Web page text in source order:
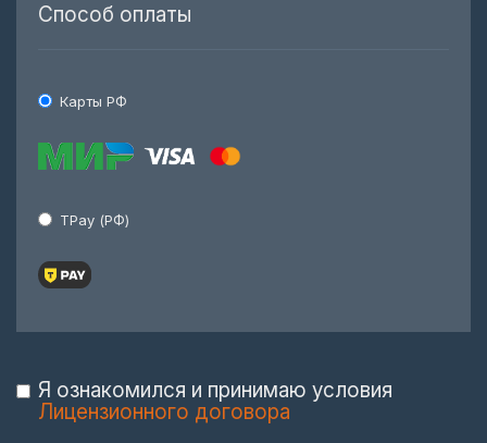
Способ оплаты
Карты РФ
TPay (РФ)
Я ознакомился и принимаю условия
Лицензионного договора